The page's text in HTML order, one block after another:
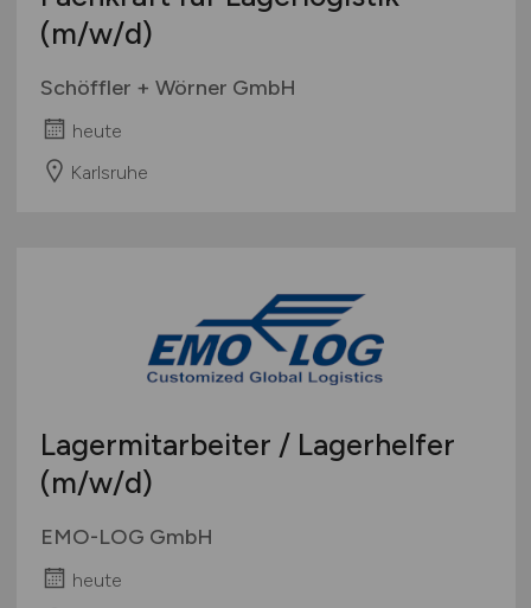
(m/w/d)
Schöffler + Wörner GmbH
heute
Karlsruhe
Lagermitarbeiter / Lagerhelfer
(m/w/d)
EMO-LOG GmbH
heute